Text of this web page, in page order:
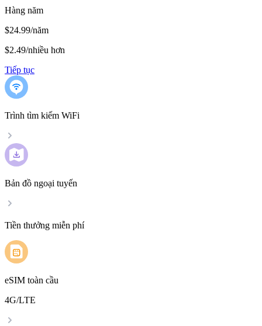
Hàng năm
$24.99/năm
$2.49/nhiều hơn
Tiếp tục
Trình tìm kiếm WiFi
Bản đồ ngoại tuyến
Tiền thưởng miễn phí
eSIM toàn cầu
4G/LTE